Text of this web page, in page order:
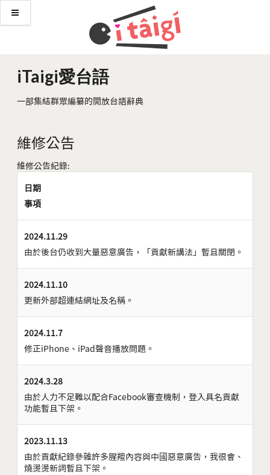
iTaigi愛台語
一部集結群眾編纂的開放台語辭典
維修公告
維修公告紀錄:
日期
事項
2024.11.29
由於後台仍收到大量惡意廣告，「貢獻新講法」暫且關閉。
2024.11.10
更新外部超連結網址及名稱。
2024.11.7
修正iPhone、iPad聲音播放問題。
2024.3.28
由於人力不足難以配合Facebook審查機制，登入具名貢獻
功能暫且下架。
2023.11.13
由於貢獻紀錄參雜許多腥羶內容與中國惡意廣告，我很會、
燒燙燙新詞暫且下架。